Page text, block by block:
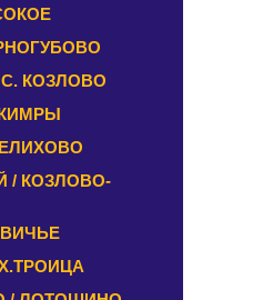
/ КАЛАШНИКОВО
/ СТАРИЦА
КОЗЛОВО
КИМРЫ